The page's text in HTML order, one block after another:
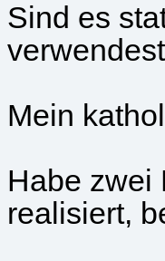
Sind es
Mein
Habe zwei
realisiert,